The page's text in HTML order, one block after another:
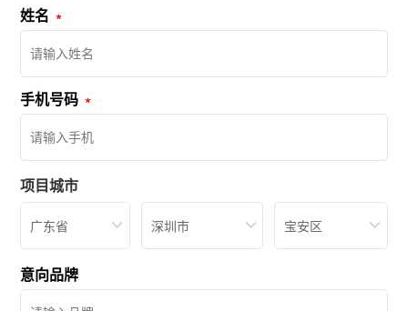
姓名
手机号码
项目城市
广东省 深圳市 宝安区
意向品牌